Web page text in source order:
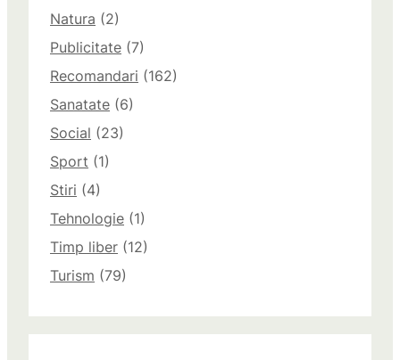
Natura (2)
Publicitate (7)
Recomandari (162)
Sanatate (6)
Social (23)
Sport (1)
Stiri (4)
Tehnologie (1)
Timp liber (12)
Turism (79)